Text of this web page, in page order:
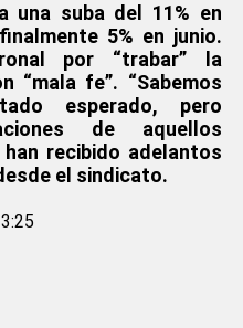
una suba del 11% en
5% en junio.
por “trabar” la
“mala fe”. “Sabemos
esperado, pero
de aquellos
recibido adelantos
el sindicato.